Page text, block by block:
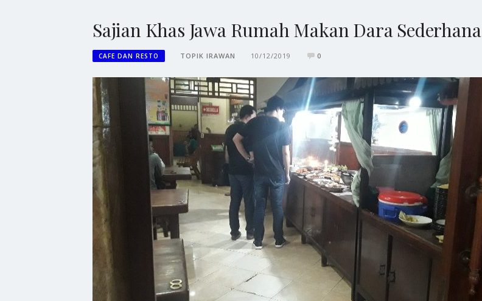
Sajian Khas Jawa Rumah Makan Dara Sederhana
CAFE DAN RESTO TOPIK IRAWAN 10/12/2019 0